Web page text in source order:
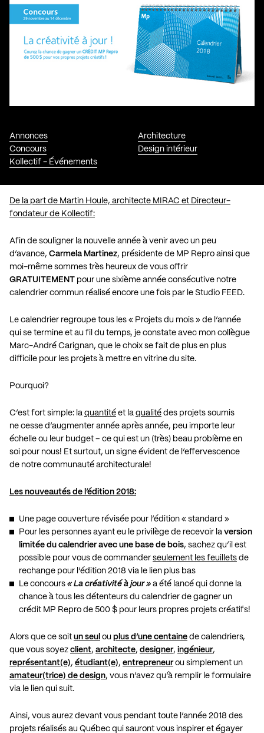
Annonces
Concours
Kollectif - Événements
Architecture
Design intérieur
De la part de Martin Houle, architecte MIRAC et Directeur-
fondateur de Kollectif:
Afin de souligner la nouvelle année à venir avec un peu
d’avance, Carmela Martinez, présidente de MP Repro ainsi que
moi-même sommes très heureux de vous offrir
GRATUITEMENT pour une sixième année consécutive notre
calendrier commun réalisé encore une fois par le Studio FEED.
Le calendrier regroupe tous les « Projets du mois » de l’année
qui se termine et au fil du temps, je constate avec mon collègue
Marc-André Carignan, que le choix se fait de plus en plus
difficile pour les projets à mettre en vitrine du site.
Pourquoi?
C’est fort simple: la quantité et la qualité des projets soumis
ne cesse d’augmenter année après année, peu importe leur
échelle ou leur budget – ce qui est un (très) beau problème en
soi pour nous! Et surtout, un signe évident de l’effervescence
de notre communauté architecturale!
Les nouveautés de l’édition 2018:
Une page couverture révisée pour l’édition « standard »
Pour les personnes ayant eu le privilège de recevoir la version
limitée du calendrier avec une base de bois, sachez qu’il est
possible pour vous de commander seulement les feuillets de
rechange pour l’édition 2018 via le lien plus bas
Le concours « La créativité à jour » a été lancé qui donne la
chance à tous les détenteurs du calendrier de gagner un
crédit MP Repro de 500 $ pour leurs propres projets créatifs!
Alors que ce soit un seul ou plus d’une centaine de calendriers,
que vous soyez client, architecte, designer, ingénieur,
représentant(e), étudiant(e), entrepreneurou simplement un
amateur(trice) de design, vous n’avez qu’à remplir le formulaire
via le lien qui suit.
Ainsi, vous aurez devant vous pendant toute l’année 2018 des
projets réalisés au Québec qui sauront vous inspirer et égayer